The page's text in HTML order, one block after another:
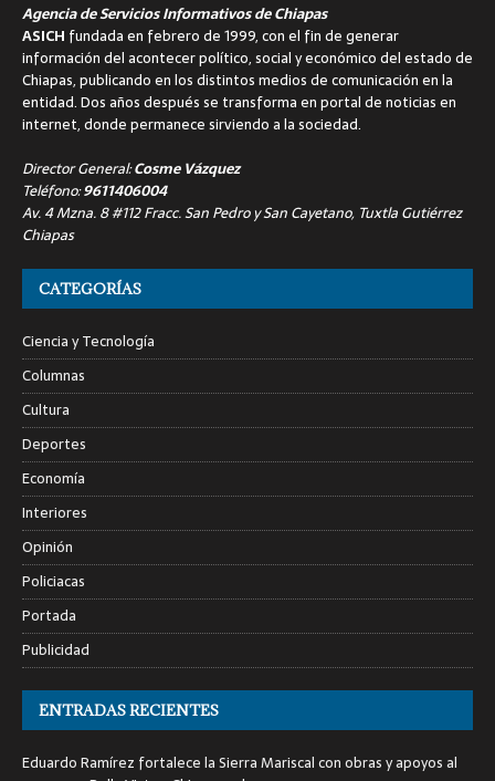
Agencia de Servicios Informativos de Chiapas
ASICH fundada en febrero de 1999, con el fin de generar
información del acontecer político, social y económico del estado de
Chiapas, publicando en los distintos medios de comunicación en la
entidad. Dos años después se transforma en portal de noticias en
internet, donde permanece sirviendo a la sociedad.
Director General:Cosme Vázquez
Teléfono:9611406004
Av. 4 Mzna. 8 #112 Fracc. San Pedro y San Cayetano, Tuxtla Gutiérrez
Chiapas
CATEGORÍAS
Ciencia y Tecnología
Columnas
Cultura
Deportes
Economía
Interiores
Opinión
Policiacas
Portada
Publicidad
ENTRADAS RECIENTES
Eduardo Ramírez fortalece la Sierra Mariscal con obras y apoyos al